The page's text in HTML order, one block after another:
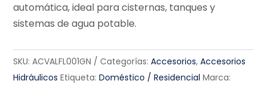
automática, ideal para cisternas, tanques y
sistemas de agua potable.
SKU: ACVALFL001GN Categorías: Accesorios,Accesorios
Hidráulicos Etiqueta: Doméstico / Residencial Marca: